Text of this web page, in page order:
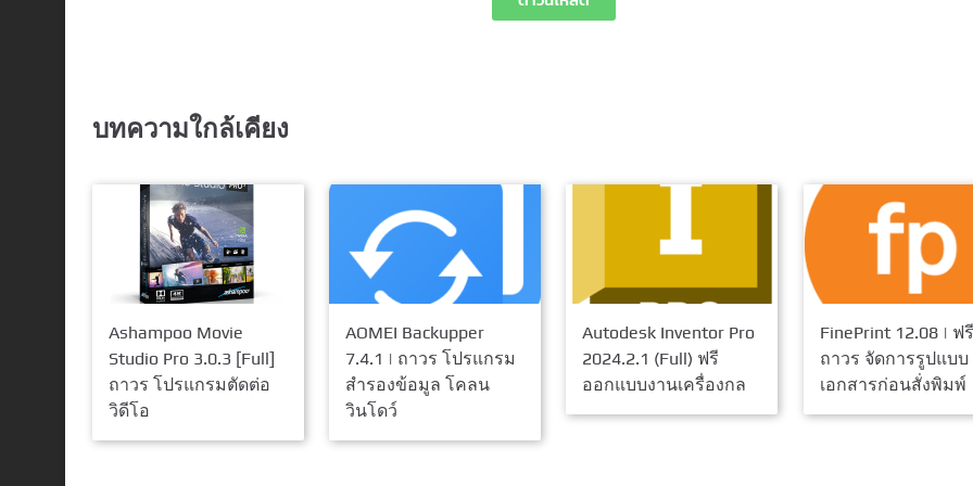
บทความใกล้เคียง
Ashampoo Movie
Studio Pro 3.0.3 [Full]
ถาวร โปรแกรมตัดต่อ
วิดีโอ
AOMEI Backupper
7.4.1 | ถาวร โปรแกรม
สำรองข้อมูล โคลน
วินโดว์
Autodesk Inventor Pro
2024.2.1 (Full) ฟรี
ออกแบบงานเครื่องกล
FinePrint 12.08 | ฟรี
ถาวร จัดการรูปแบบ
เอกสารก่อนสั่งพิมพ์